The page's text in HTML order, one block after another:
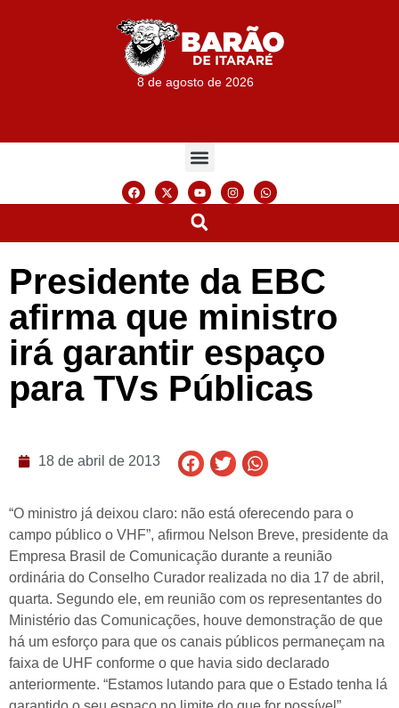
8 de agosto de 2026
Presidente da EBC
afirma que ministro
irá garantir espaço
para TVs Públicas
18 de abril de 2013
“O ministro já deixou claro: não está oferecendo para o
campo público o VHF”, afirmou Nelson Breve, presidente da
Empresa Brasil de Comunicação durante a reunião
ordinária do Conselho Curador realizada no dia 17 de abril,
quarta. Segundo ele, em reunião com os representantes do
Ministério das Comunicações, houve demonstração de que
há um esforço para que os canais públicos permaneçam na
faixa de UHF conforme o que havia sido declarado
anteriormente. “Estamos lutando para que o Estado tenha lá